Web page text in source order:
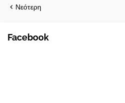
Νεότερη
Facebook